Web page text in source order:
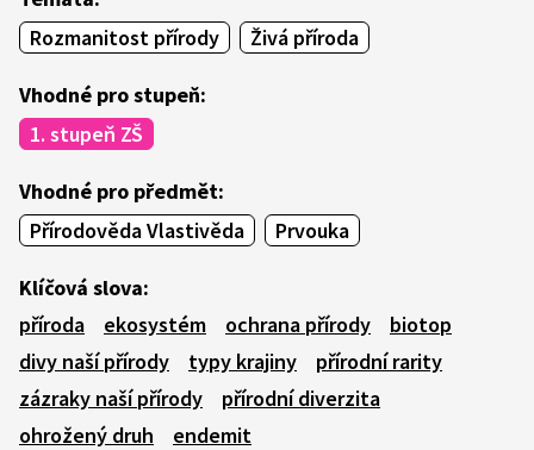
Rozmanitost přírody
Živá příroda
Vhodné pro stupeň:
1. stupeň ZŠ
Vhodné pro předmět:
Přírodověda Vlastivěda
Prvouka
Klíčová slova:
příroda
ekosystém ochrana přírody
biotop
divy naší přírody
typy krajiny
přírodní rarity
zázraky naší přírody
přírodní diverzita
ohrožený druh
endemit